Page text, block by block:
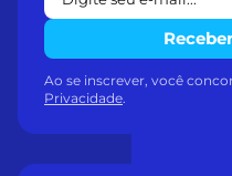
Ao se inscrever, você
Privacidade